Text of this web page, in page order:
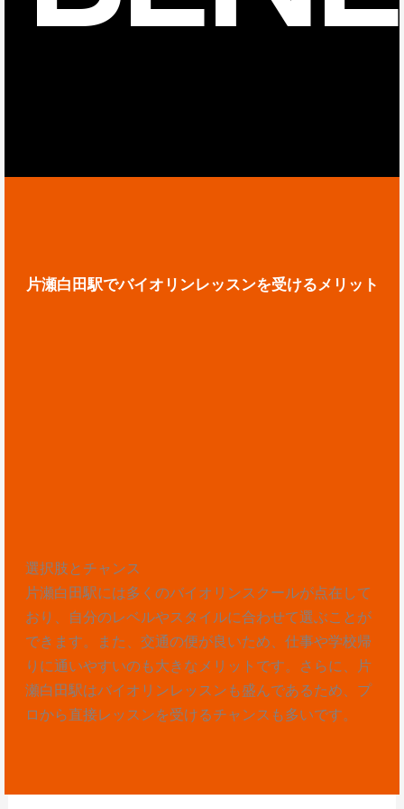
片瀬白田駅でバイオリンレッスンを受けるメリット
選択肢とチャンス
片瀬白田駅には多くのバイオリンスクールが点在して
おり、自分のレベルやスタイルに合わせて選ぶことが
できます。また、交通の便が良いため、仕事や学校帰
りに通いやすいのも大きなメリットです。さらに、片
瀬白田駅はバイオリンレッスンも盛んであるため、プ
ロから直接レッスンを受けるチャンスも多いです。